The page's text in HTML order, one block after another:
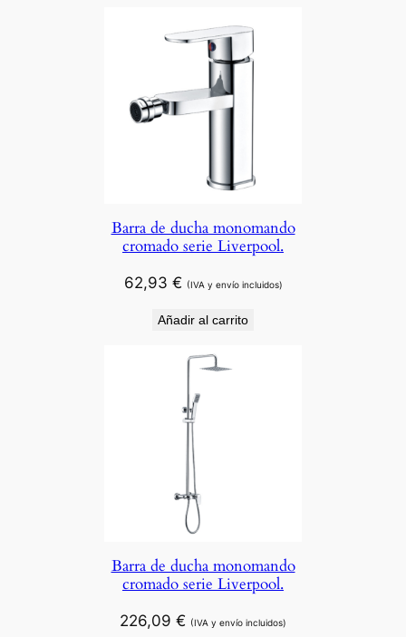
Barra de ducha monomando
cromado serie Liverpool.
62,93 € (IVA y envío incluidos)
Añadir al carrito
Barra de ducha monomando
cromado serie Liverpool.
226,09 € (IVA y envío incluidos)